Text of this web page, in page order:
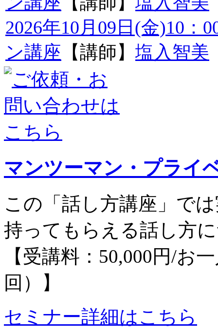
2026年10月09日(金)10
ン講座 【講師】 塩入智美
マンツーマン・プライ
この「話し方講座」で
持ってもらえる話し方
【受講料：50,000円/お
回）】
セミナー詳細はこちら